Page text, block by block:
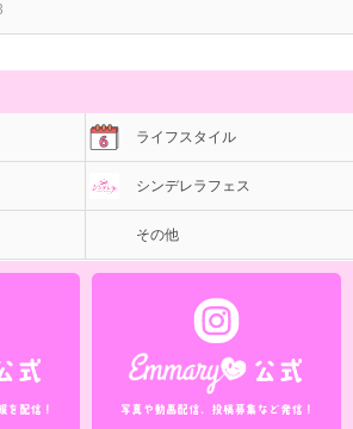
ライフスタイル
シンデレラフェス
その他